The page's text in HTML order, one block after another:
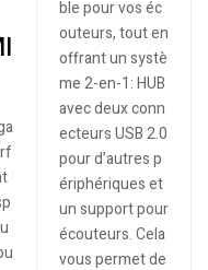
ble pour vos éc
outeurs, tout en
offrant un systè
me 2-en-1: HUB
avec deux conn
ecteurs USB 2.0
pour d’autres p
ériphériques et
un support pour
écouteurs. Cela
vous permet de